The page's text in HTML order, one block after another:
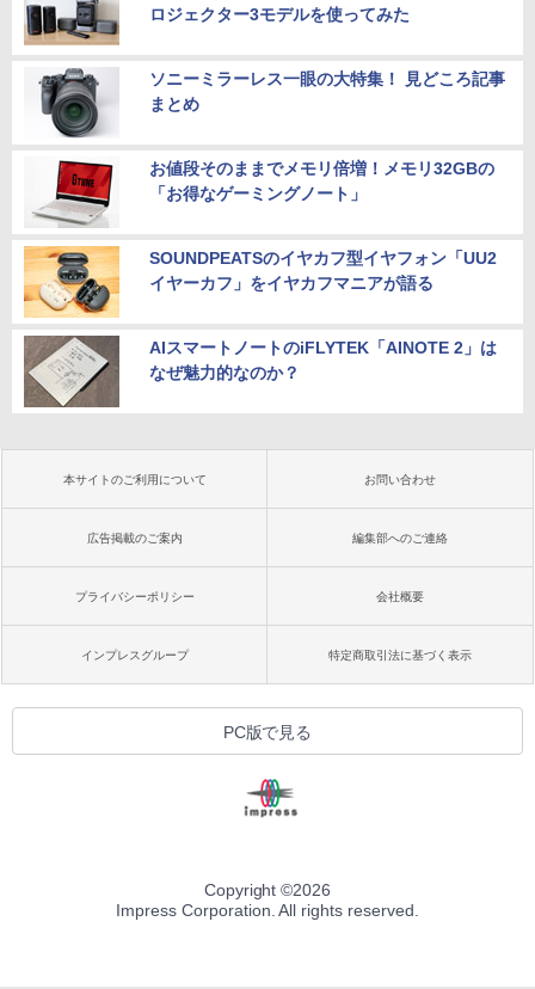
ロジェクター3モデルを使ってみた
ソニーミラーレス一眼の大特集！ 見どころ記事
まとめ
お値段そのままでメモリ倍増！メモリ32GBの
「お得なゲーミングノート」
SOUNDPEATSのイヤカフ型イヤフォン「UU2
イヤーカフ」をイヤカフマニアが語る
AIスマートノートのiFLYTEK「AINOTE 2」は
なぜ魅力的なのか？
本サイトのご利用について お問い合わせ
広告掲載のご案内 編集部へのご連絡
プライバシーポリシー 会社概要
インプレスグループ 特定商取引法に基づく表示
PC版で見る
Copyright ©2026
Impress Corporation. All rights reserved.